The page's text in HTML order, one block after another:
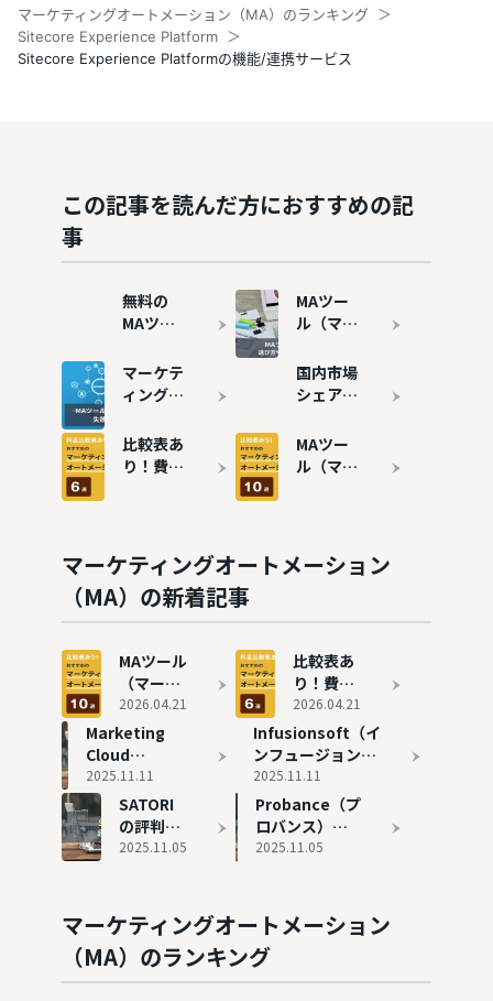
マーケティングオートメーション（MA）のランキング
Sitecore Experience Platform
Sitecore Experience Platformの機能/連携サービス
この記事を読んだ方におすすめの記
事
無料の
MAツー
ケティン
グオート
メーショ
ン）7選
｜メリッ
トや注意
MAツー
ル（マー
グオート
メーショ
やメリッ
ト・デメ
マーケテ
ィングオ
ションツ
ール
も解説
国内市場
シェア・
多いMA
ツール10
選を紹介
比較表あ
り！費用
ル6選を
紹介
MAツー
ル（マー
ン）おす
すめ10選
較
マーケティングオートメーション
（MA）の新着記事
MAツール
（マーケ
ティング
オートメ
ーショ
ン）おす
を徹底比
較
2026.04.21
比較表あ
り！費用
の安いお
すすめの
MAツール
6選を紹
2026.04.21
Marketing
Cloud
Account
Engagement
の評判と実態
2025.11.11
Infusionsoft（イ
ンフュージョンソ
フト）の評判と実
態
2025.11.11
SATORI
の評判と
実態
2025.11.05
Probance（プ
ロバンス）の
評判と実態
2025.11.05
マーケティングオートメーション
（MA）のランキング